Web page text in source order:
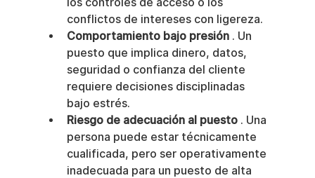
los controles de acceso o los
conflictos de intereses con ligereza.
Comportamiento bajo presión . Un
puesto que implica dinero, datos,
seguridad o confianza del cliente
requiere decisiones disciplinadas
bajo estrés.
Riesgo de adecuación al puesto . Una
persona puede estar técnicamente
cualificada, pero ser operativamente
inadecuada para un puesto de alta